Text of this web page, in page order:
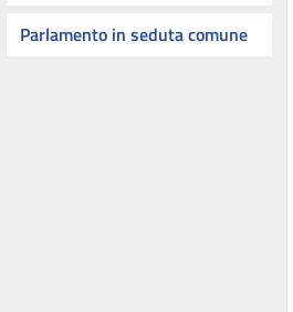
Parlamento in seduta comune